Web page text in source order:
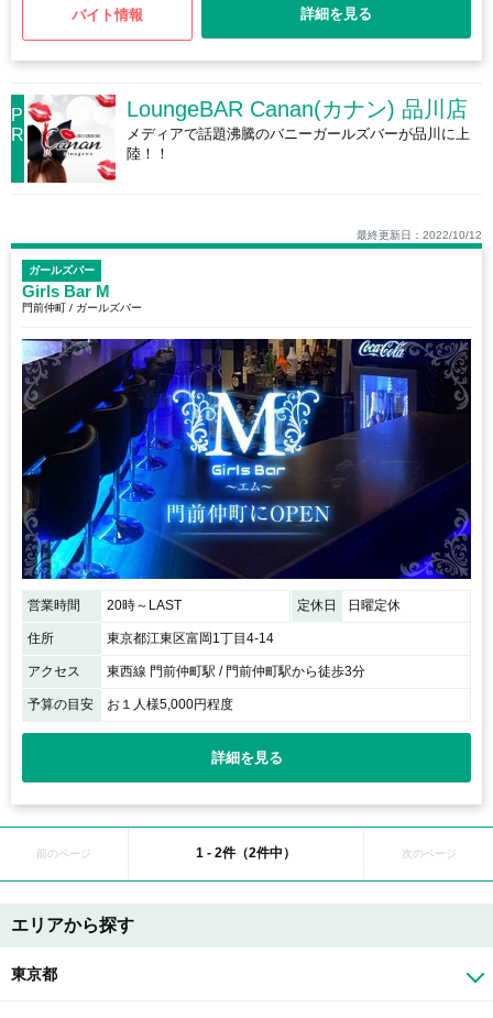
バイト情報 詳細を見る
P
R
LoungeBAR Canan(カナン) 品川店
メディアで話題沸騰のバニーガールズバーが品川に上
陸！！
最終更新日：2022/10/12
ガールズバー
Girls Bar M
門前仲町 / ガールズバー
営業時間 20時～LAST 定休日 日曜定休
住所 東京都江東区富岡1丁目4-14
アクセス 東西線 門前仲町駅 / 門前仲町駅から徒歩3分
予算の目安 お１人様5,000円程度
詳細を見る
前のページ 1 - 2件（2件中） 次のページ
エリアから探す
東京都